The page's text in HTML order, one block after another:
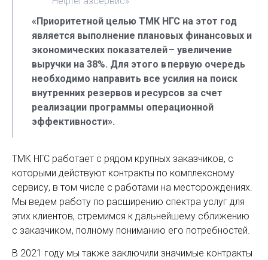
«Приоритетной целью ТМК НГС на этот год
является выполнение плановых финансовых и
экономических показателей – увеличение
выручки на 38%. Для этого в первую очередь
необходимо направить все усилия на поиск
внутренних резервов и ресурсов за счет
реализации программы операционной
эффективности».
ТМК НГС работает с рядом крупных заказчиков, с
которыми действуют контракты по комплексному
сервису, в том числе с работами на месторождениях.
Мы ведем работу по расширению спектра услуг для
этих клиентов, стремимся к дальнейшему сближению
с заказчиком, полному пониманию его потребностей.
В 2021 году мы также заключили значимые контракты